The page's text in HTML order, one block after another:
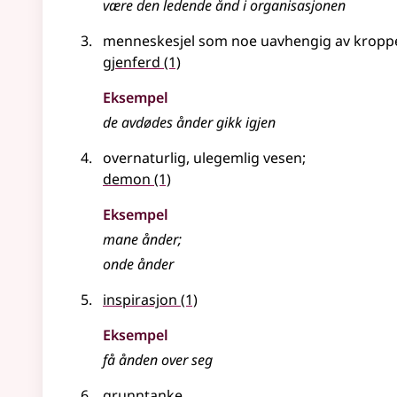
være den ledendeåndi organisasjonen
menneskesjel som noe uavhengig av
gjenferd (1)
Eksempel
de avdødesåndergikk igjen
overnaturlig, ulegemlig vesen;
demon (1)
Eksempel
maneånder;
ondeånder
inspirasjon (1)
Eksempel
fååndenover seg